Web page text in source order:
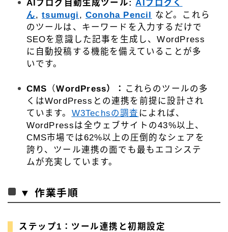
AIブログ自動生成ツール: AIブログく
ん,tsumugi , Conoha Pencil
など。これら
のツールは、キーワードを入力するだけで
SEOを意識した記事を生成し、WordPress
に自動投稿する機能を備えていることが多
いです。
CMS （WordPress）：
これらのツールの多
くはWordPressとの連携を前提に設計され
ています。 W3Techsの調査 によれば、
WordPressは全ウェブサイトの43%以上、
CMS市場では62%以上の圧倒的なシェアを
誇り、ツール連携の面でも最もエコシステ
ムが充実しています。
▼ 作業手順
ステップ1：ツール連携と初期設定